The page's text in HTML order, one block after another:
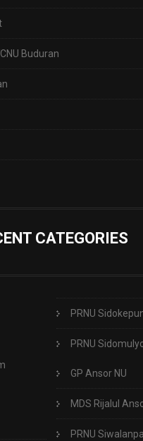
Buduran
CATEGORIES
PRNU
PRNU
GP Ansor NU
MDS Rijalul
PRNU